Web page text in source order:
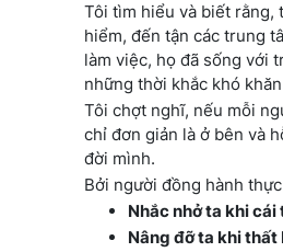
Tôi tìm hiểu và biết rằng,
hiểm, đến tận các trung
làm việc, họ đã sống với
những thời khắc khó
Tôi chợt nghĩ, nếu mỗi
chỉ đơn giản là ở bên và
đời mình.
Bởi người đồng hành
Nhắc nhở ta khi cái
Nâng đỡ ta khi thất